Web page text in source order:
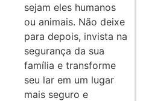
sejam eles humanos
ou animais. Não deixe
para depois, invista na
segurança da sua
família e transforme
seu lar em um lugar
mais seguro e